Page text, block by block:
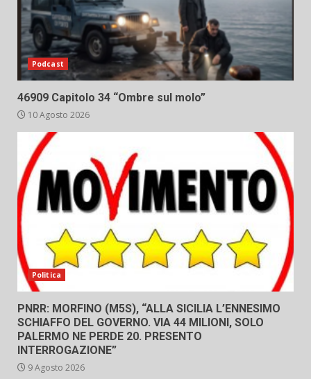
Podcast
46909 Capitolo 34 “Ombre sul molo”
10 Agosto 2026
Politica
PNRR: MORFINO (M5S), “ALLA SICILIA L’ENNESIMO
SCHIAFFO DEL GOVERNO. VIA 44 MILIONI, SOLO
PALERMO NE PERDE 20. PRESENTO
INTERROGAZIONE”
9 Agosto 2026